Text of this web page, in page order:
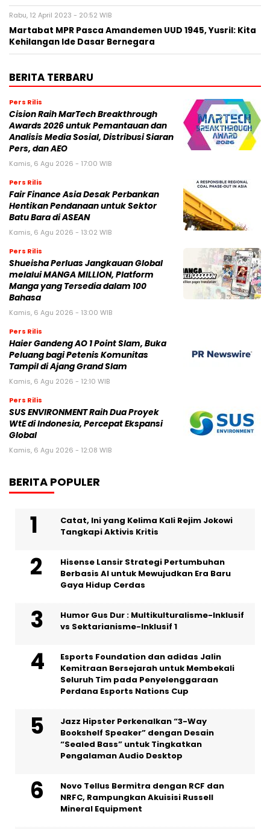
Rabu, 12 April 2023 - 20:52 WIB
Martabat MPR Pasca Amandemen UUD 1945, Yusril: Kita
Kehilangan Ide Dasar Bernegara
BERITA TERBARU
Pers Rilis
Cision Raih MarTech Breakthrough
Awards 2026 untuk Pemantauan dan
Analisis Media Sosial, Distribusi Siaran
Pers, dan AEO
Kamis, 6 Agu 2026 - 17:00 WIB
Pers Rilis
Fair Finance Asia Desak Perbankan
Hentikan Pendanaan untuk Sektor
Batu Bara di ASEAN
Kamis, 6 Agu 2026 - 13:02 WIB
Pers Rilis
Shueisha Perluas Jangkauan Global
melalui MANGA MILLION, Platform
Manga yang Tersedia dalam 100
Bahasa
Kamis, 6 Agu 2026 - 13:00 WIB
Pers Rilis
Haier Gandeng AO 1 Point Slam, Buka
Peluang bagi Petenis Komunitas
Tampil di Ajang Grand Slam
Kamis, 6 Agu 2026 - 12:10 WIB
Pers Rilis
SUS ENVIRONMENT Raih Dua Proyek
WtE di Indonesia, Percepat Ekspansi
Global
Kamis, 6 Agu 2026 - 12:08 WIB
BERITA POPULER
Catat, Ini yang Kelima Kali Rejim Jokowi
Tangkapi Aktivis Kritis
Hisense Lansir Strategi Pertumbuhan
Berbasis AI untuk Mewujudkan Era Baru
Gaya Hidup Cerdas
Humor Gus Dur : Multikulturalisme-Inklusif
vs Sektarianisme-Inklusif 1
Esports Foundation dan adidas Jalin
Kemitraan Bersejarah untuk Membekali
Seluruh Tim pada Penyelenggaraan
Perdana Esports Nations Cup
Jazz Hipster Perkenalkan “3-Way
Bookshelf Speaker” dengan Desain
“Sealed Bass” untuk Tingkatkan
Pengalaman Audio Desktop
Novo Tellus Bermitra dengan RCF dan
NRFC, Rampungkan Akuisisi Russell
Mineral Equipment